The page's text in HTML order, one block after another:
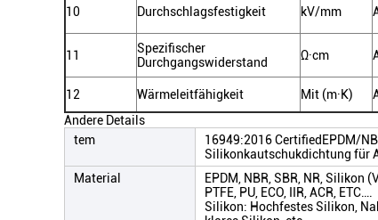
10 Durchschlagsfestigkeit kV/mm
11
Spezifischer
Durchgangswiderstand
Ω·cm
12 Wärmeleitfähigkeit Mit (m·K)
Andere Details
tem
16949:2016 CertifiedEPDM/
Silikonkautschukdichtung für
Material
EPDM, NBR, SBR, NR, Silikon
PTFE, PU, ECO, IIR, ACR, ETC….
Silikon: Hochfestes Silikon,